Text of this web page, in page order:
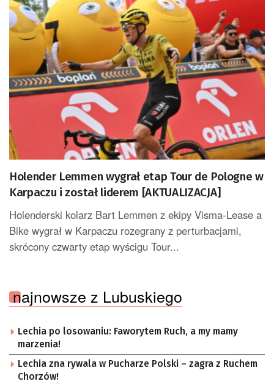
Holender Lemmen wygrał etap Tour de Pologne w
Karpaczu i został liderem [AKTUALIZACJA]
Holenderski kolarz Bart Lemmen z ekipy Visma-Lease a
Bike wygrał w Karpaczu rozegrany z perturbacjami,
skrócony czwarty etap wyścigu Tour...
najnowsze z Lubuskiego
Lechia po losowaniu: Faworytem Ruch, a my mamy
marzenia!
Lechia zna rywala w Pucharze Polski – zagra z Ruchem
Chorzów!